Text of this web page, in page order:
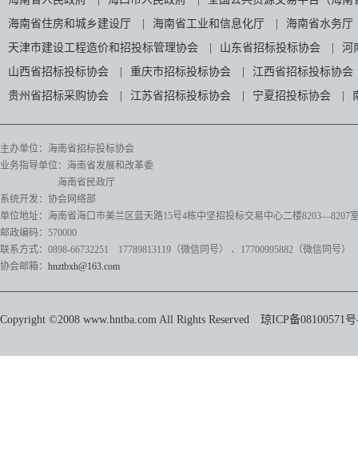
海南省住房和城乡建设厅
海南省工业和信息化厅
海南省水务厅
天津市建设工程造价和招投标管理协会
山东省招标投标协会
河
山西省招标投标协会
重庆市招标投标协会
江西省招标投标协会
贵州省招标采购协会
江苏省招标投标协会 宁夏招投标协会
主办单位：海南省招标投标协会
业务指导单位：海南省发展和改革委
海南省民政厅
系统开发：协会网络部
单位地址：海南省海口市美兰区蓝天路15号4栋中坚招投标交易中心二楼8203—8207
邮政编码：570000
联系方式：0898-66732251 17789813119（微信同号）
、17700995882 （微信同号）
协会邮箱： hnztbxh@163.com
Copyright ©2008 www.hntba.com All Rights Reserved 琼ICP备08100571